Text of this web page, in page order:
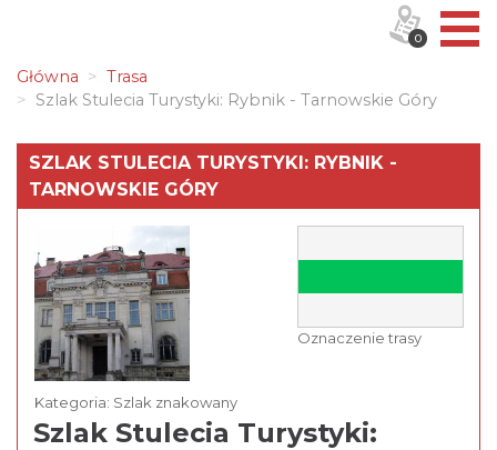
Główna
Trasa
Szlak Stulecia Turystyki: Rybnik - Tarnowskie Góry
SZLAK STULECIA TURYSTYKI: RYBNIK -
TARNOWSKIE GÓRY
Kategoria: Szlak znakowany
Szlak Stulecia Turystyki:
Oznaczenie trasy
0